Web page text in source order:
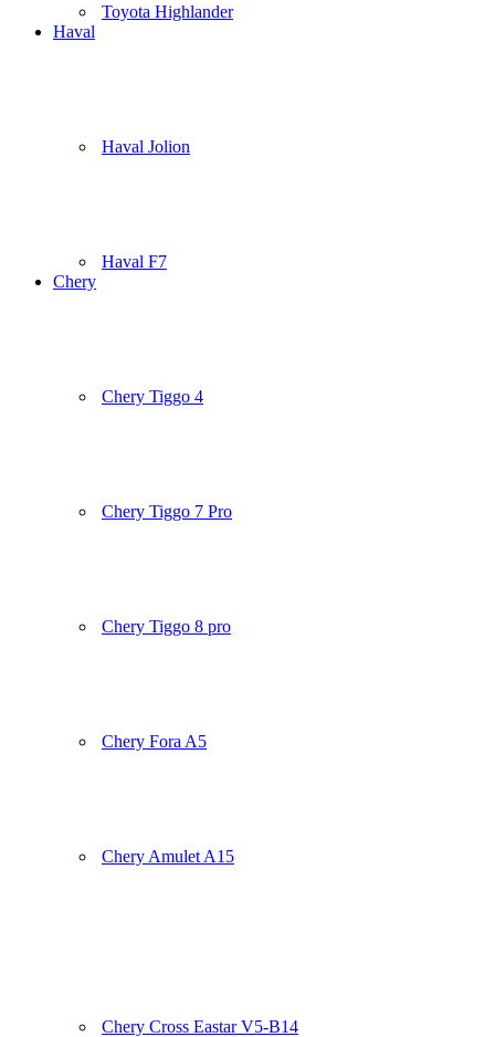
Toyota Highlander
Haval
Haval Jolion
Haval F7
Chery
Chery Tiggo 4
Chery Tiggo 7 Pro
Chery Tiggo 8 pro
Chery Fora A5
Chery Amulet A15
Chery Cross Eastar V5-B14